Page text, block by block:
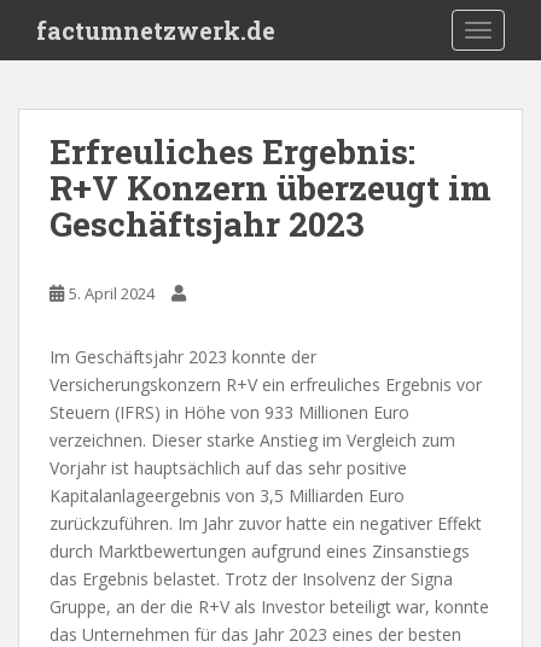
i
factumnetzwerk.de
Erfreuliches Ergebnis:
R+V Konzern überzeugt im
Geschäftsjahr 2023
5. April 2024
Im Geschäftsjahr 2023 konnte der
Versicherungskonzern R+V ein erfreuliches Ergebnis vor
Steuern (IFRS) in Höhe von 933 Millionen Euro
verzeichnen. Dieser starke Anstieg im Vergleich zum
Vorjahr ist hauptsächlich auf das sehr positive
Kapitalanlageergebnis von 3,5 Milliarden Euro
zurückzuführen. Im Jahr zuvor hatte ein negativer Effekt
durch Marktbewertungen aufgrund eines Zinsanstiegs
das Ergebnis belastet. Trotz der Insolvenz der Signa
Gruppe, an der die R+V als Investor beteiligt war, konnte
das Unternehmen für das Jahr 2023 eines der besten